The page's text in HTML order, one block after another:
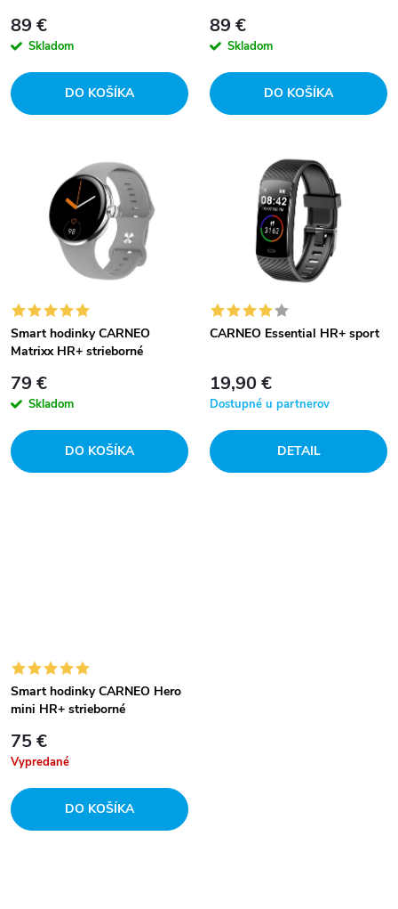
p
r
o
t
o
v
p
r
o
o
v
89 €
Skladom
DO KOŠÍKA
89 €
Skladom
DO KOŠÍKA
Smart hodinky CARNEO
Matrixx HR+ strieborné
79 €
Skladom
DO KOŠÍKA
CARNEO Essential HR+ sport
19,90 €
Dostupné u partnerov
DETAIL
Smart hodinky CARNEO Hero
mini HR+ strieborné
75 €
Vypredané
DO KOŠÍKA